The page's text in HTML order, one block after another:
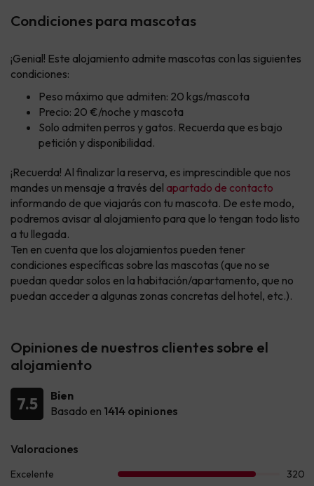
Condiciones para mascotas
¡Genial! Este alojamiento admite mascotas con las siguientes
condiciones:
Peso máximo que admiten: 20 kgs/mascota
Precio: 20 €/noche y mascota
Solo admiten perros y gatos. Recuerda que es bajo
petición y disponibilidad.
¡Recuerda! Al finalizar la reserva, es imprescindible que nos
mandes un mensaje a través del apartado de contacto
informando de que viajarás con tu mascota. De este modo,
podremos avisar al alojamiento para que lo tengan todo listo
a tu llegada.
Ten en cuenta que los alojamientos pueden tener
condiciones específicas sobre las mascotas (que no se
puedan quedar solos en la habitación/apartamento, que no
puedan acceder a algunas zonas concretas del hotel, etc.).
Opiniones de nuestros clientes sobre el
alojamiento
7.5
Bien
Basado en 1414 opiniones